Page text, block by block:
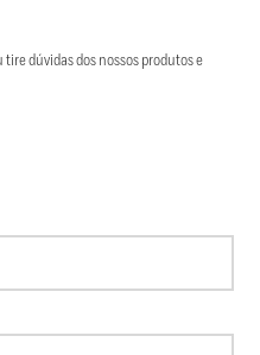
dúvidas dos nossos produtos e